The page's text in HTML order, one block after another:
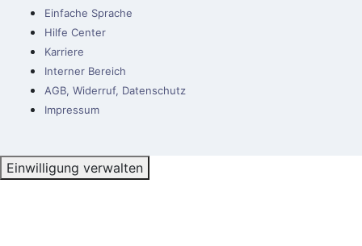
Einfache Sprache
Hilfe Center
Karriere
Interner Bereich
AGB, Widerruf, Datenschutz
Impressum
Einwilligung verwalten